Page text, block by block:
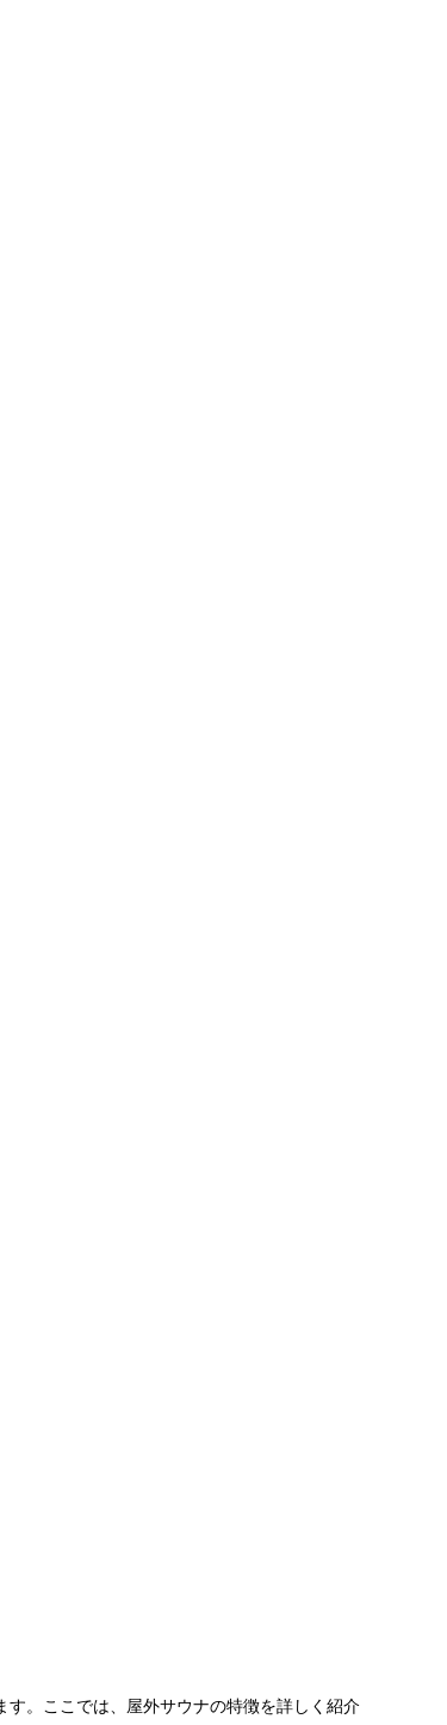
。ここでは、屋外サウナの特徴を詳しく紹介